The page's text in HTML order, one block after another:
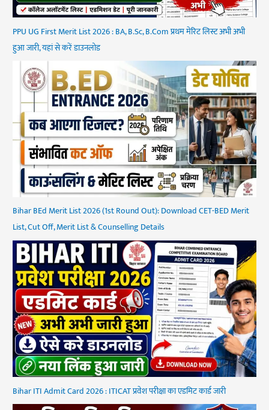
PPU UG First Merit List 2026 : BA, B.Sc, B.Com प्रथम मेरिट लिस्ट अभी अभी
हुआ जारी, यहां से करें डाउनलोड
Bihar BEd Merit List 2026 (1st Round Out): Download CET-BED Merit
List, Cut Off, Merit List & Counselling Details
Bihar ITI Admit Card 2026 : ITICAT प्रवेश परीक्षा का एडमिट कार्ड जारी